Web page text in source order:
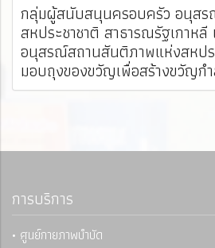
กลุ่มผู้สนับสนุนครอบครัว อนุส
สหประชาชาติ สาธารณรัฐเกาห
อนุสรณ์สถานสันติภาพแห่งสหปร
มอบถุงของขวัญเพื่อสร้างขวัญก
การบริการ
• ศูนย์กายภาพบำบัด